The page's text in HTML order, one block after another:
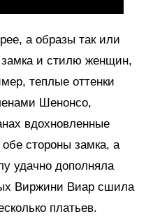
а образы так или
замка и стилю женщин,
теплые оттенки
Шенонсо,
вдохновленные
стороны замка, а
удачно дополняла
Виржини Виар сшила
платьев.